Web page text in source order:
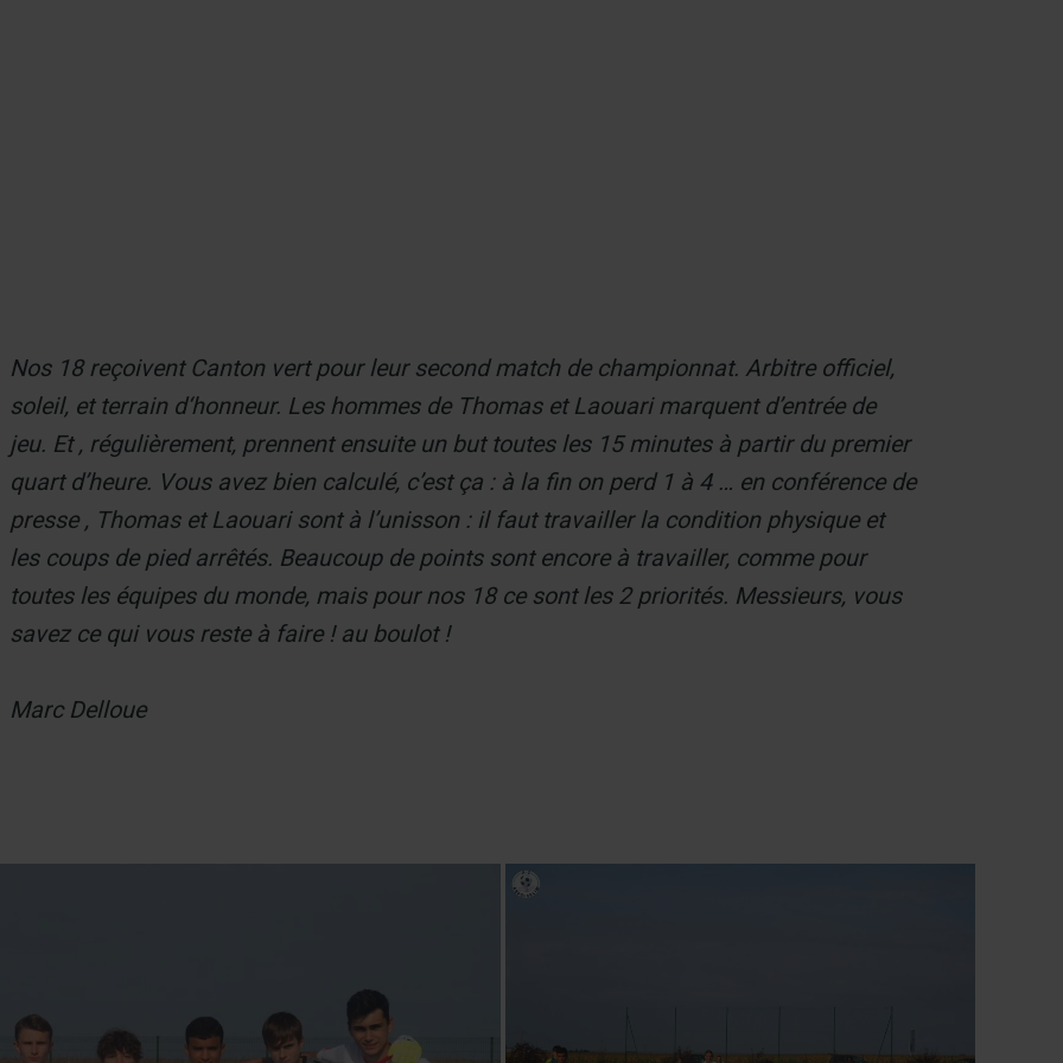
Nos 18 reçoivent Canton vert pour leur second match de championnat. Arbitre officiel,
soleil, et terrain d‘honneur. Les hommes de Thomas et Laouari marquent d’entrée de
jeu. Et , régulièrement, prennent ensuite un but toutes les 15 minutes à partir du premier
quart d’heure. Vous avez bien calculé, c’est ça : à la fin on perd 1 à 4 … en conférence de
presse , Thomas et Laouari sont à l’unisson : il faut travailler la condition physique et
les coups de pied arrêtés. Beaucoup de points sont encore à travailler, comme pour
toutes les équipes du monde, mais pour nos 18 ce sont les 2 priorités. Messieurs, vous
savez ce qui vous reste à faire ! au boulot !
Marc Delloue